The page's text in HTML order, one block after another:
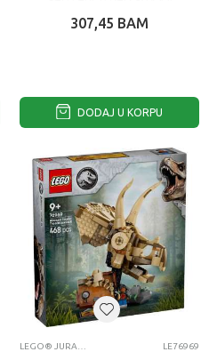
307,45 BAM
DODAJ U KORPU
LE76969